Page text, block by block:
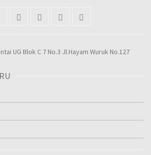
UG Blok C 7 No.3 Jl.Hayam Wuruk No.127